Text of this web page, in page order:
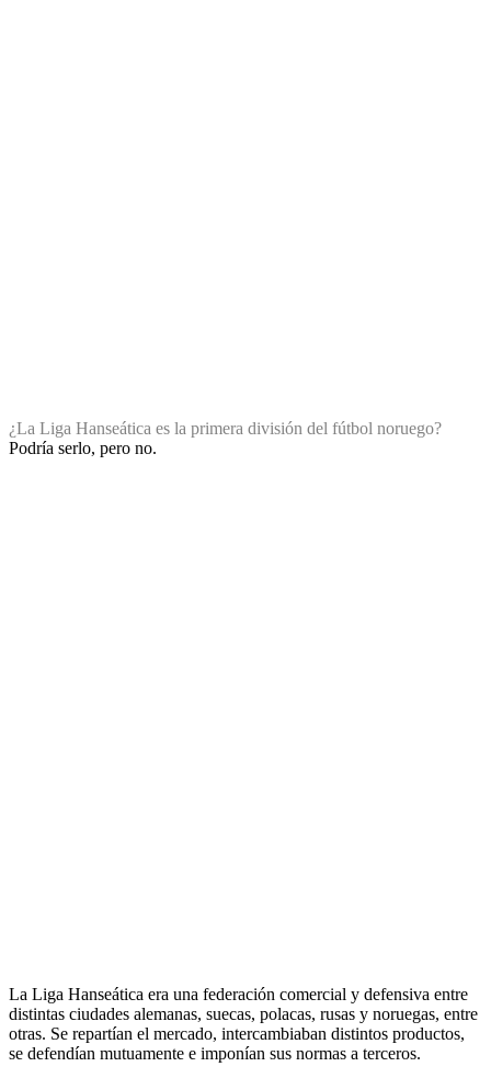
¿La Liga Hanseática es la primera división del fútbol noruego?
Podría serlo, pero no.
La Liga Hanseática era una federación comercial y defensiva entre
distintas ciudades alemanas, suecas, polacas, rusas y noruegas, entre
otras. Se repartían el mercado, intercambiaban distintos productos,
se defendían mutuamente e imponían sus normas a terceros.